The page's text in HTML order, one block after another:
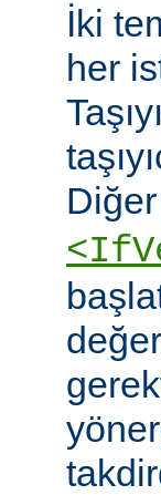
İki
her